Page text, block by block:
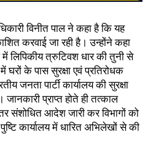
विनीत पाल ने कहा है कि यह
करवाई जा रही है। उन्होंने कहा
लिपिकीय त्रुटिवश धार की तुनी से
घरों के पास सुरक्षा एवं प्रतिरोधक
जनता पार्टी कार्यालय की सुरक्षा
प्राप्त होते ही तत्काल
संशोधित आदेश जारी कर विभागों को
कार्यालय में धारित अभिलेखों से की